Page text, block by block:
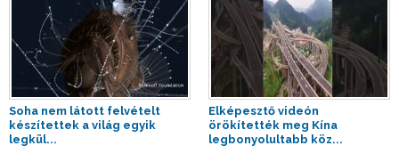
Soha nem látott felvételt
készítettek a világ egyik
legkül...
Elképesztő videón
örökítették meg Kína
legbonyolultabb köz...